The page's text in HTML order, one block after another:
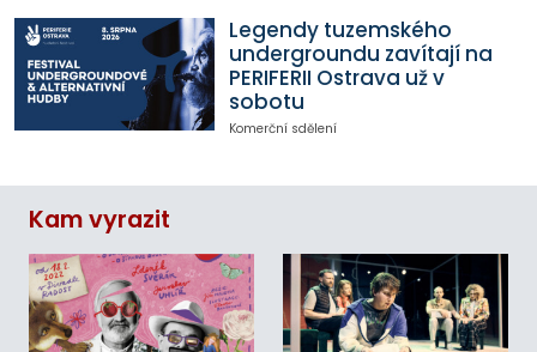
Legendy tuzemského
undergroundu zavítají na
PERIFERII Ostrava už v
sobotu
Komerční sdělení
Kam vyrazit